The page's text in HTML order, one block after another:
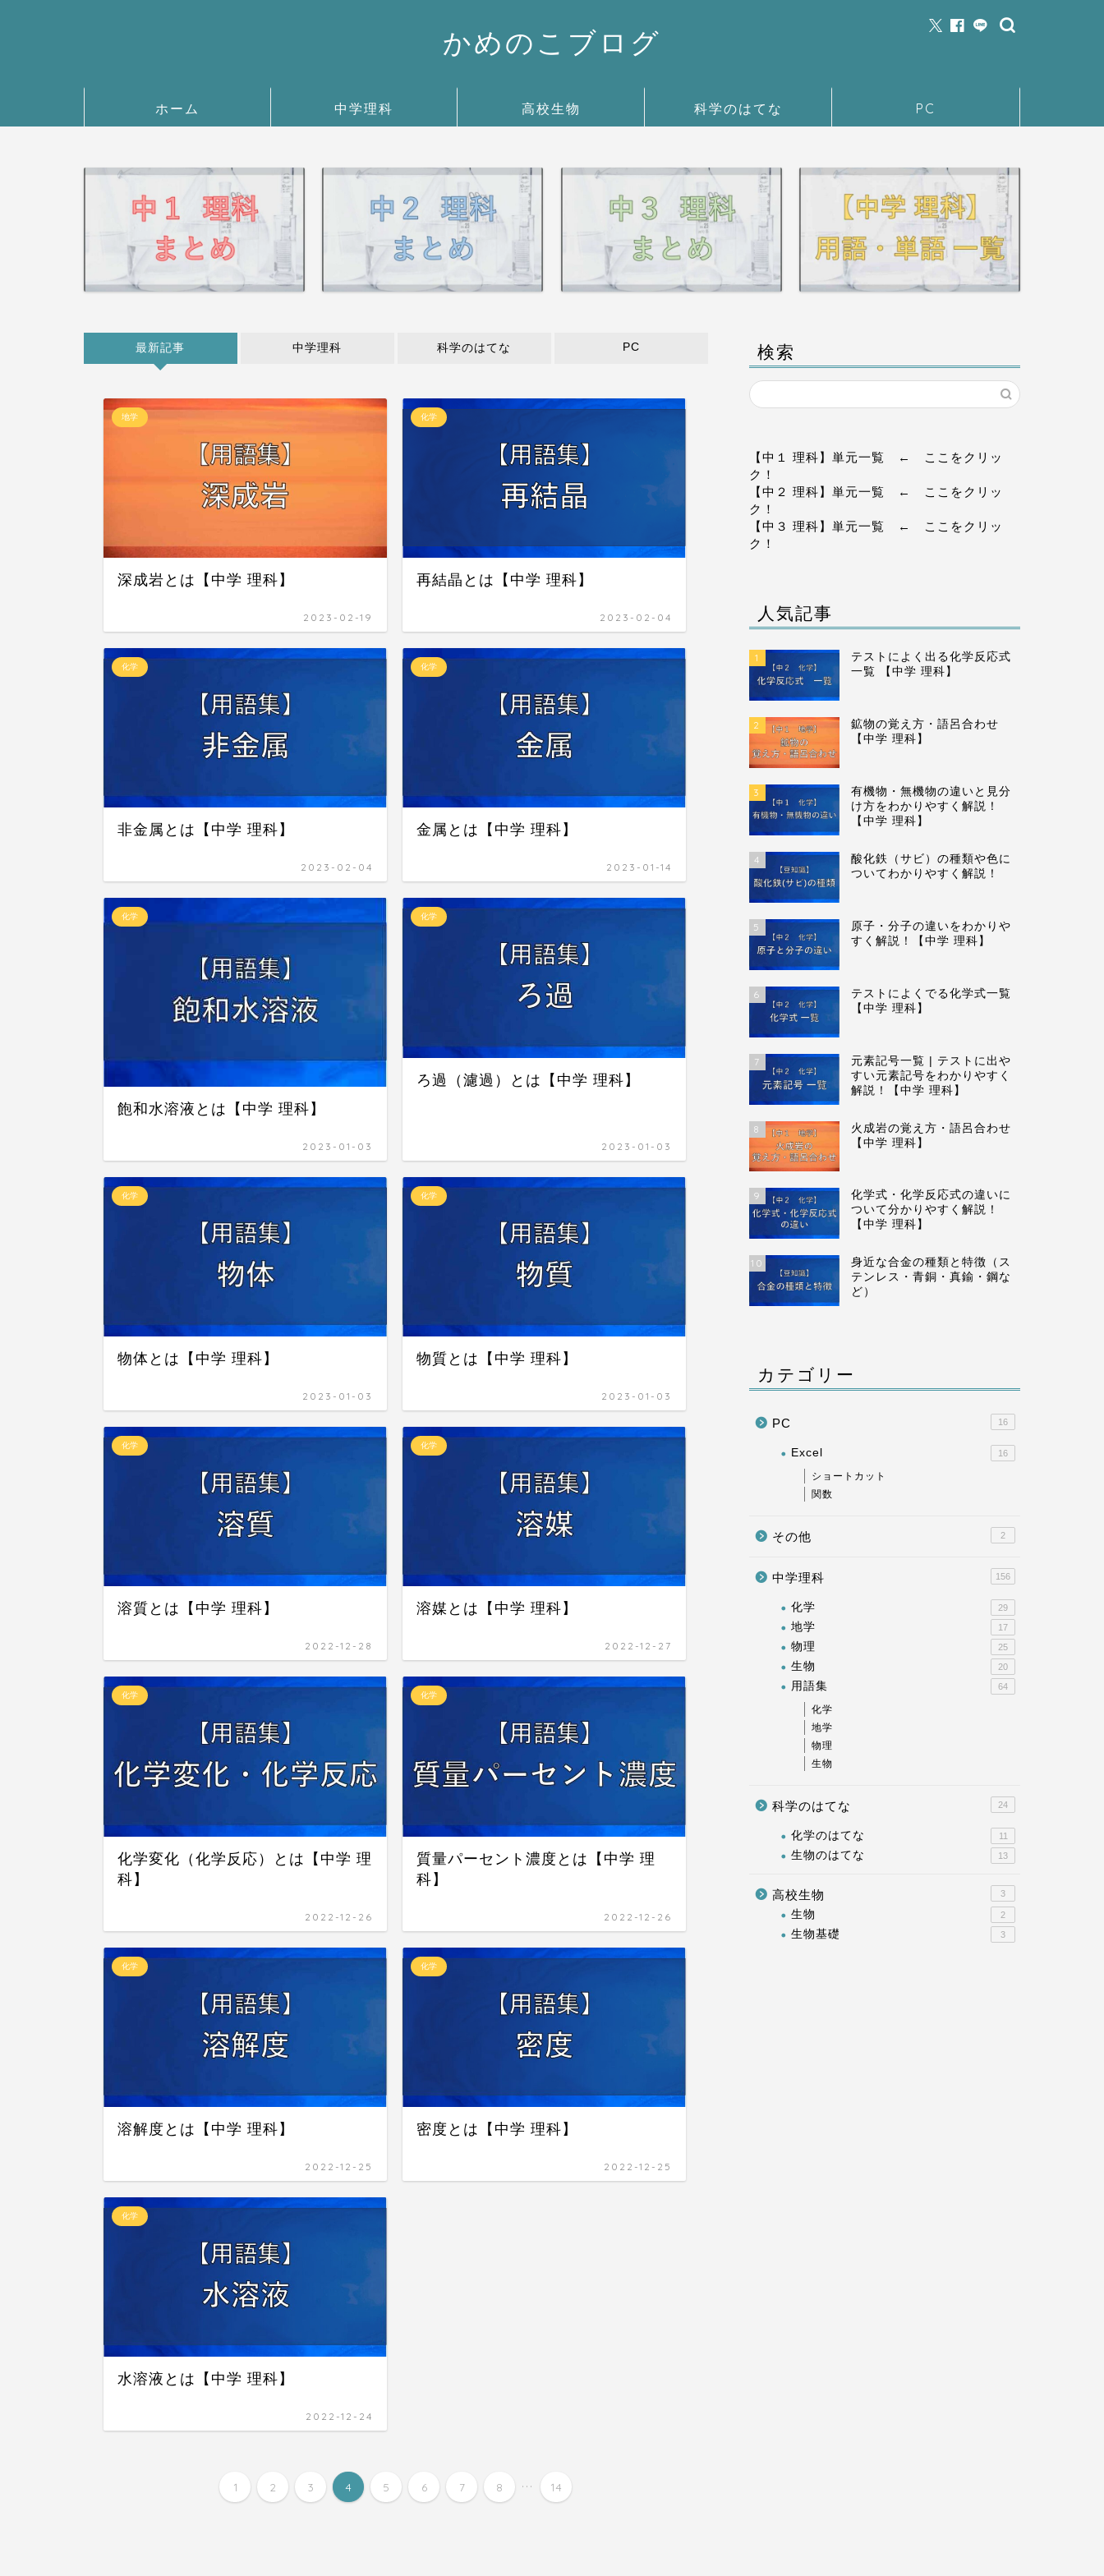
かめのこブログ
ホーム 中学理科 高校生物 科学のはてな PC
最新記事 中学理科 科学のはてな PC
地学
深成岩とは【中学 理科】
2023-02-19
化学
再結晶とは【中学 理科】
2023-02-04
化学
非金属とは【中学 理科】
2023-02-04
化学
金属とは【中学 理科】
2023-01-14
化学
飽和水溶液とは【中学 理科】
2023-01-03
化学
ろ過（濾過）とは【中学 理科】
2023-01-03
化学
物体とは【中学 理科】
2023-01-03
化学
物質とは【中学 理科】
2023-01-03
化学
溶質とは【中学 理科】
2022-12-28
化学
溶媒とは【中学 理科】
2022-12-27
化学
化学変化（化学反応）とは【中学 理
科】
2022-12-26
化学
質量パーセント濃度とは【中学 理
科】
2022-12-26
化学
溶解度とは【中学 理科】
2022-12-25
化学
密度とは【中学 理科】
2022-12-25
化学
水溶液とは【中学 理科】
2022-12-24
1 2 3 4 5 6 7 8 ... 14
【中学 理科】
化学
質量保存の法則をわかりやすく解
説！ 【中学 理科】
化学
pHと酸性・中性・アルカリ性の関係
【中学 理科】
塩化コバルト紙の色の変化【中学 理
2023-11-17
石灰水の色の変化【中学 理科】
酢酸ダーリア溶液の色の変化【中学
理科】
検索
【中１ 理科】単元一覧 ← ここをクリッ
ク！
【中２ 理科】単元一覧 ← ここをクリッ
ク！
【中３ 理科】単元一覧 ← ここをクリッ
ク！
人気記事
1
テストによく出る化学反応式
一覧 【中学 理科】
2
鉱物の覚え方・語呂合わせ
【中学 理科】
3
有機物・無機物の違いと見分
け方をわかりやすく解説！
【中学 理科】
4
酸化鉄（サビ）の種類や色に
ついてわかりやすく解説！
5
原子・分子の違いをわかりや
すく解説！【中学 理科】
6
テストによくでる化学式一覧
【中学 理科】
7
元素記号一覧 | テストに出や
すい元素記号をわかりやすく
解説！【中学 理科】
8
火成岩の覚え方・語呂合わせ
【中学 理科】
9
化学式・化学反応式の違いに
ついて分かりやすく解説！
【中学 理科】
10
身近な合金の種類と特徴（ス
テンレス・青銅・真鍮・鋼な
ど）
カテゴリー
PC 16
Excel 16
ショートカット
関数
その他 2
中学理科 156
化学 29
地学 17
物理 25
生物 20
用語集 64
化学
地学
物理
生物
科学のはてな 24
化学のはてな 11
生物のはてな 13
高校生物 3
生物 2
生物基礎 3